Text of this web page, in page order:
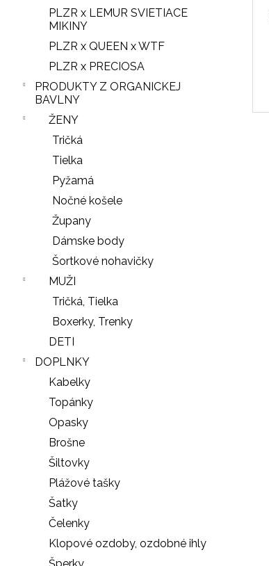
PLZR x LEMUR SVIETIACE
MIKINY
PLZR x QUEEN x WTF
PLZR x PRECIOSA
PRODUKTY Z ORGANICKEJ
BAVLNY
ŽENY
Tričká
Tielka
Pyžamá
Nočné košele
Župany
Dámske body
Šortkové nohavičky
MUŽI
Tričká, Tielka
Boxerky, Trenky
DETI
DOPLNKY
Kabelky
Topánky
Opasky
Brošne
Šiltovky
Plážové tašky
Šatky
Čelenky
Klopové ozdoby, ozdobné ihly